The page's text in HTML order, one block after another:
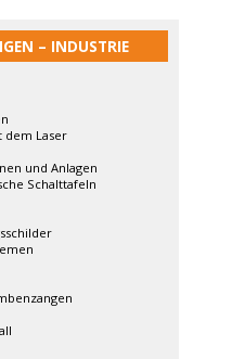
– INDUSTRIE
dem Laser
und Anlagen
Schalttafeln